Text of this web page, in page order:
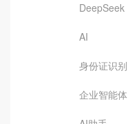
DeepSeek
AI
身份证识别
企业智能体